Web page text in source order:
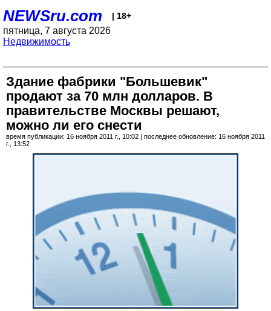
NEWSru.com | 18+
пятница, 7 августа 2026
Недвижимость
Здание фабрики "Большевик"
продают за 70 млн долларов. В
правительстве Москвы решают,
можно ли его снести
время публикации: 16 ноября 2011 г., 10:02 | последнее обновление: 16 ноября 2011
г., 13:52